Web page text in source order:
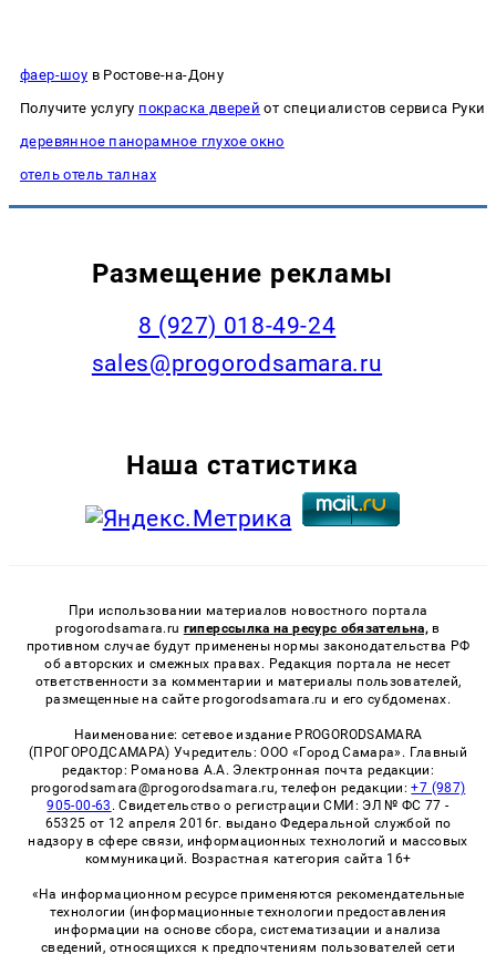
фаер-шоу в Ростове-на-Дону
Получите услугу покраска дверей от специалистов сервиса Руки
деревянное панорамное глухое окно
отель отель талнах
Размещение рекламы
8 (927) 018-49-24
sales@progorodsamara.ru
Наша статистика
При использовании материалов новостного портала
progorodsamara.ru гиперссылка на ресурс обязательна, в
противном случае будут применены нормы законодательства РФ
об авторских и смежных правах. Редакция портала не несет
ответственности за комментарии и материалы пользователей,
размещенные на сайте progorodsamara.ru и его субдоменах.
Наименование: сетевое издание PROGORODSAMARA
(ПРОГОРОДСАМАРА) Учредитель: ООО «Город Самара». Главный
редактор: Романова А.А. Электронная почта редакции:
progorodsamara@progorodsamara.ru, телефон редакции:+7 (987)
905-00-63 . Свидетельство о регистрации СМИ: ЭЛ № ФС 77 -
65325 от 12 апреля 2016г. выдано Федеральной службой по
надзору в сфере связи, информационных технологий и массовых
коммуникаций. Возрастная категория сайта 16+
«На информационном ресурсе применяются рекомендательные
технологии (информационные технологии предоставления
информации на основе сбора, систематизации и анализа
сведений, относящихся к предпочтениям пользователей сети